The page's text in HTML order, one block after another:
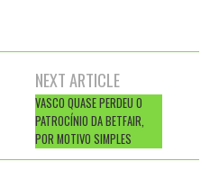
NEXT ARTICLE
VASCO QUASE PERDEU O
PATROCÍNIO DA BETFAIR,
POR MOTIVO SIMPLES